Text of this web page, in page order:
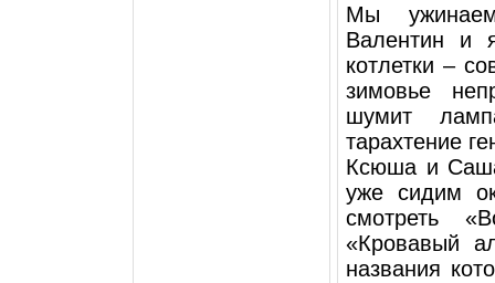
Мы
Валентин и
котлетки –
зимовье
шумит
тарахтение
Ксюша и
уже сидим
смотреть
«Кровавый
названия